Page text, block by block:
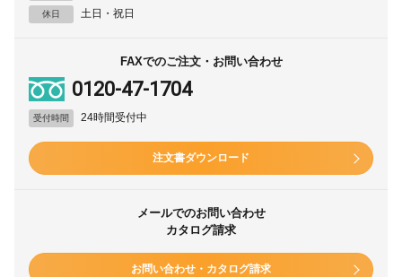
休日 土日・祝日
FAXでのご注文・お問い合わせ
0120-47-1704
受付時間 24時間受付中
注文書ダウンロード
メールでのお問い合わせ
カタログ請求
お問い合わせ・カタログ請求